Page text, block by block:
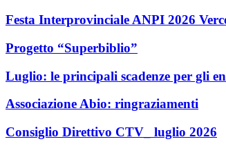
Festa Interprovinciale ANPI 2026
Progetto “Superbiblio”
Luglio: le principali scadenze per gli
Associazione Abio: ringraziamenti
Consiglio Direttivo CTV_ luglio 2026